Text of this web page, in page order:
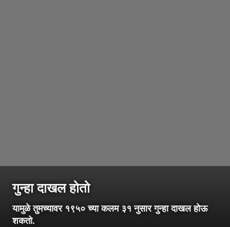
गुन्हा दाखल होतो
यामुळे तुमच्यावर १९५० च्या कलम ३१ नुसार गुन्हा दाखल होऊ
शकतो.